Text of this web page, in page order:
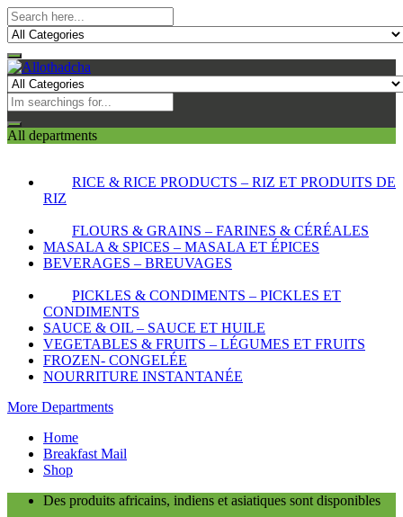
All departments
RICE & RICE PRODUCTS – RIZ ET PRODUITS DE
RIZ
FLOURS & GRAINS – FARINES & CÉRÉALES
MASALA & SPICES – MASALA ET ÉPICES
BEVERAGES – BREUVAGES
PICKLES & CONDIMENTS – PICKLES ET
CONDIMENTS
SAUCE & OIL – SAUCE ET HUILE
VEGETABLES & FRUITS – LÉGUMES ET FRUITS
FROZEN- CONGELÉE
NOURRITURE INSTANTANÉE
More Departments
Home
Breakfast Mail
Shop
Des produits africains, indiens et asiatiques sont disponibles